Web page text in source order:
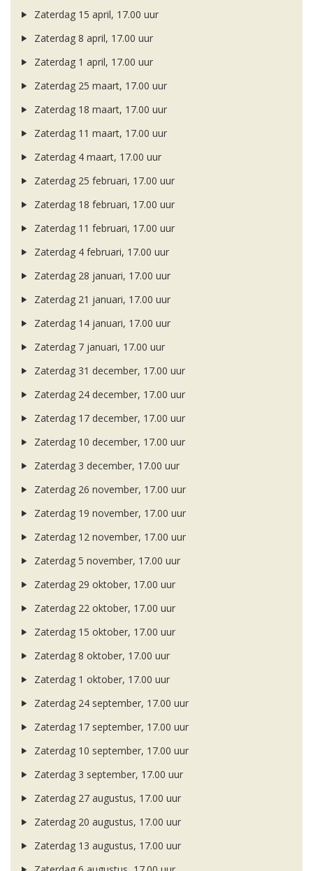
Zaterdag 15 april, 17.00 uur
Zaterdag 8 april, 17.00 uur
Zaterdag 1 april, 17.00 uur
Zaterdag 25 maart, 17.00 uur
Zaterdag 18 maart, 17.00 uur
Zaterdag 11 maart, 17.00 uur
Zaterdag 4 maart, 17.00 uur
Zaterdag 25 februari, 17.00 uur
Zaterdag 18 februari, 17.00 uur
Zaterdag 11 februari, 17.00 uur
Zaterdag 4 februari, 17.00 uur
Zaterdag 28 januari, 17.00 uur
Zaterdag 21 januari, 17.00 uur
Zaterdag 14 januari, 17.00 uur
Zaterdag 7 januari, 17.00 uur
Zaterdag 31 december, 17.00 uur
Zaterdag 24 december, 17.00 uur
Zaterdag 17 december, 17.00 uur
Zaterdag 10 december, 17.00 uur
Zaterdag 3 december, 17.00 uur
Zaterdag 26 november, 17.00 uur
Zaterdag 19 november, 17.00 uur
Zaterdag 12 november, 17.00 uur
Zaterdag 5 november, 17.00 uur
Zaterdag 29 oktober, 17.00 uur
Zaterdag 22 oktober, 17.00 uur
Zaterdag 15 oktober, 17.00 uur
Zaterdag 8 oktober, 17.00 uur
Zaterdag 1 oktober, 17.00 uur
Zaterdag 24 september, 17.00 uur
Zaterdag 17 september, 17.00 uur
Zaterdag 10 september, 17.00 uur
Zaterdag 3 september, 17.00 uur
Zaterdag 27 augustus, 17.00 uur
Zaterdag 20 augustus, 17.00 uur
Zaterdag 13 augustus, 17.00 uur